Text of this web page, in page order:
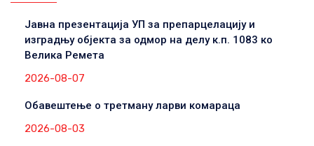
Јавна презентација УП за препарцелацију и
изградњу објекта за одмор на делу к.п. 1083 ко
Велика Ремета
2026-08-07
Обавештење о третману ларви комараца
2026-08-03